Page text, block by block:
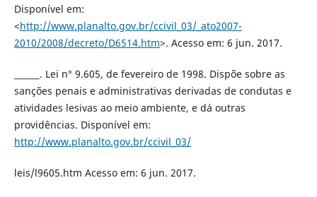
Disponível em:
<http://www.planalto.gov.br/ccivil_03/_ato2007-
2010/2008/decreto/D6514.htm>. Acesso em: 6 jun. 2017.
______. Lei n° 9.605, de fevereiro de 1998. Dispõe sobre as
sanções penais e administrativas derivadas de condutas e
atividades lesivas ao meio ambiente, e dá outras
providências. Disponível em:
http://www.planalto.gov.br/ccivil_03/
leis/l9605.htm Acesso em: 6 jun. 2017.